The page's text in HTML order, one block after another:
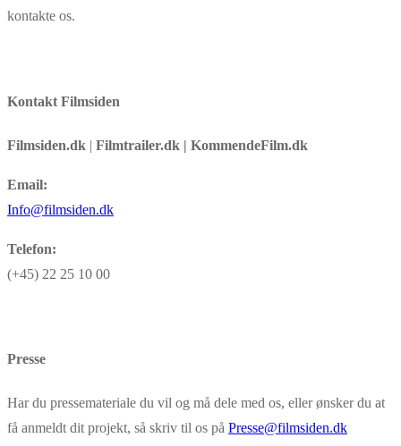
kontakte os.
Kontakt Filmsiden
Filmsiden.dk | Filmtrailer.dk | KommendeFilm.dk
Email:
Info@filmsiden.dk
Telefon:
(+45) 22 25 10 00
Presse
Har du pressemateriale du vil og må dele med os, eller ønsker du at
få anmeldt dit projekt, så skriv til os på Presse@filmsiden.dk